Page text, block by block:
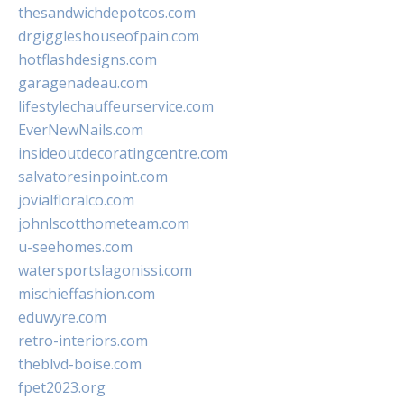
thesandwichdepotcos.com
drgiggleshouseofpain.com
hotflashdesigns.com
garagenadeau.com
lifestylechauffeurservice.com
EverNewNails.com
insideoutdecoratingcentre.com
salvatoresinpoint.com
jovialfloralco.com
johnlscotthometeam.com
u-seehomes.com
watersportslagonissi.com
mischieffashion.com
eduwyre.com
retro-interiors.com
theblvd-boise.com
fpet2023.org